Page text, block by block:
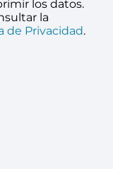
los datos.
la
de Privacidad.